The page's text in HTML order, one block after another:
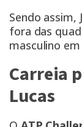
Sendo assim,
fora das
masculino
Carreia
Lucas